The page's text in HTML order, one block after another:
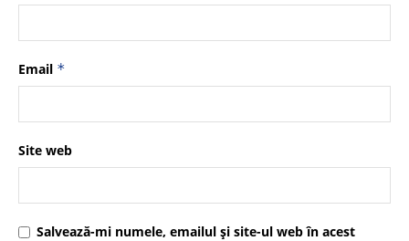
Email *
Site web
Salvează-mi numele, emailul și site-ul web în acest